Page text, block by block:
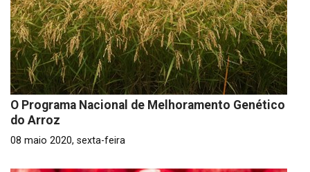
O Programa Nacional de Melhoramento Genético
do Arroz
08 maio 2020, sexta-feira